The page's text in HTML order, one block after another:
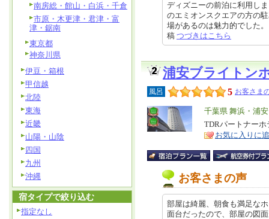
ディズニーの前泊に利用し
のエミオンスクエアの方の
場があるのは魅力的でした
稿 つづきはこちら
浦安ブライトン
風呂 5 お客さま
エ
リ
ア
千葉県 舞浜・浦
特
徴
TDRパートナー
お気に入りに
お客さまの声
部屋は綺麗、朝食も満足な
面台だったので、部屋の図
南房総・館山・白浜・千倉
市原・木更津・君津・富
津・鋸南
東京都
神奈川県
伊豆・箱根
甲信越
北陸
東海
近畿
山陽・山陰
四国
九州
沖縄
宿タイプで絞り込む
指定なし